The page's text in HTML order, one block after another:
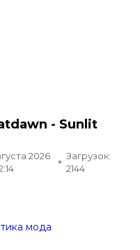
- Sunlit
2026
Загрузок:
2144